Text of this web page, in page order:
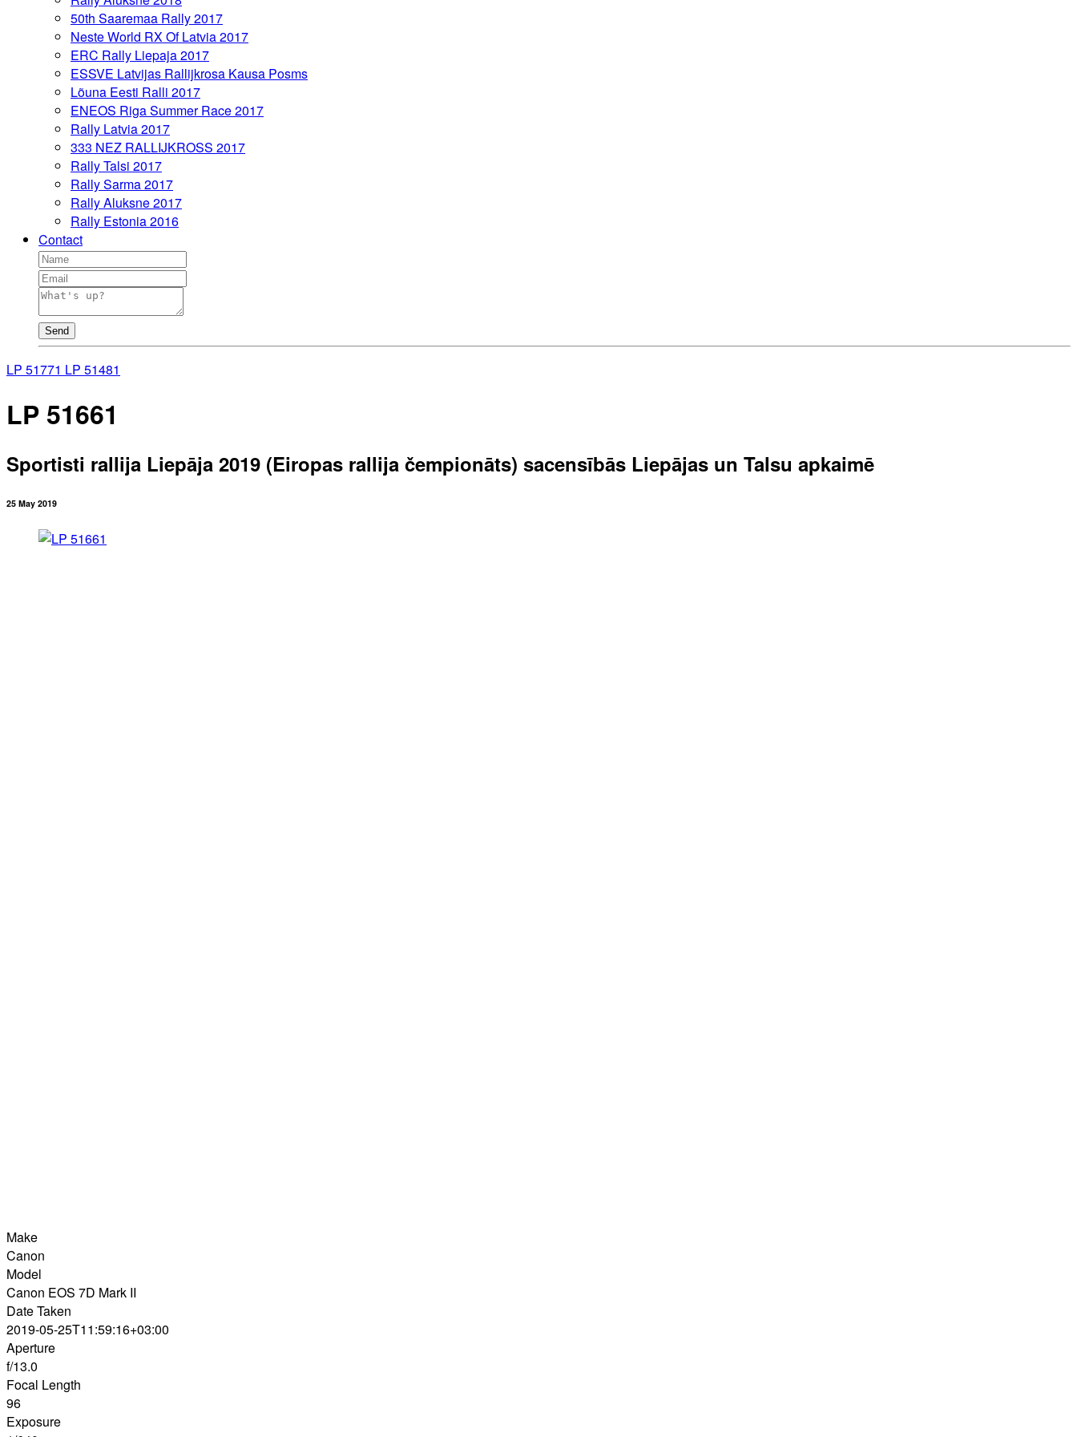
50th Saaremaa Rally 2017
Neste World RX Of Latvia 2017
ERC Rally Liepaja 2017
ESSVE Latvijas Rallijkrosa Kausa Posms
Lõuna Eesti Ralli 2017
ENEOS Riga Summer Race 2017
Rally Latvia 2017
333 NEZ RALLIJKROSS 2017
Rally Talsi 2017
Rally Sarma 2017
Rally Aluksne 2017
Rally Estonia 2016
Contact
Send
LP 51771 LP 51481
LP 51661
Sportisti rallija Liepāja 2019 (Eiropas rallija čempionāts) sacensībās Liepājas un Talsu apkaimē
25 May 2019
Make
Canon
Model
Canon EOS 7D Mark II
Date Taken
2019-05-25T11:59:16+03:00
Aperture
f/13.0
Focal Length
96
Exposure